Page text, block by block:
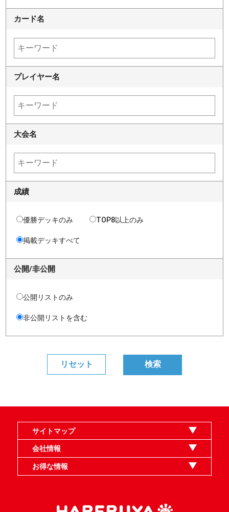
カード名
プレイヤー名
大会名
成績
優勝デッキのみ TOP8以上のみ
掲載デッキすべて
公開/非公開
公開リストのみ
非公開リストを含む
サイトマップ
オンラインショップ
買取
記事
選手一覧
デッキ検索
デッキ構築
イベント・大会
店舗のご案内
お問い合わせ
ヘルプ
FAQ
会社情報
利用規約
スタッフ募集
特定商取引法表示
個人情報保護指針
企業情報
お得な情報